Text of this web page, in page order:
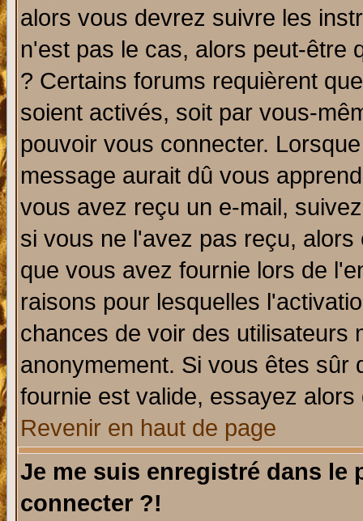
alors vous devrez suivre les
n'est pas le cas, alors peut-être
? Certains forums requièrent
soient activés, soit par vous-
pouvoir vous connecter.
message aurait dû vous
vous avez reçu un e-mail,
si vous ne l'avez pas reçu,
que vous avez fournie lors de
raisons pour lesquelles
chances de voir des utilisateurs
anonymement. Si vous êtes sûr
fournie est valide, essayez
Revenir en haut de page
Je me suis enregistré dans le
connecter ?!